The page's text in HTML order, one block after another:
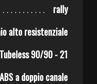
rally
alto resistenziale
Tubeless 90/90 - 21
ABS a doppio canale